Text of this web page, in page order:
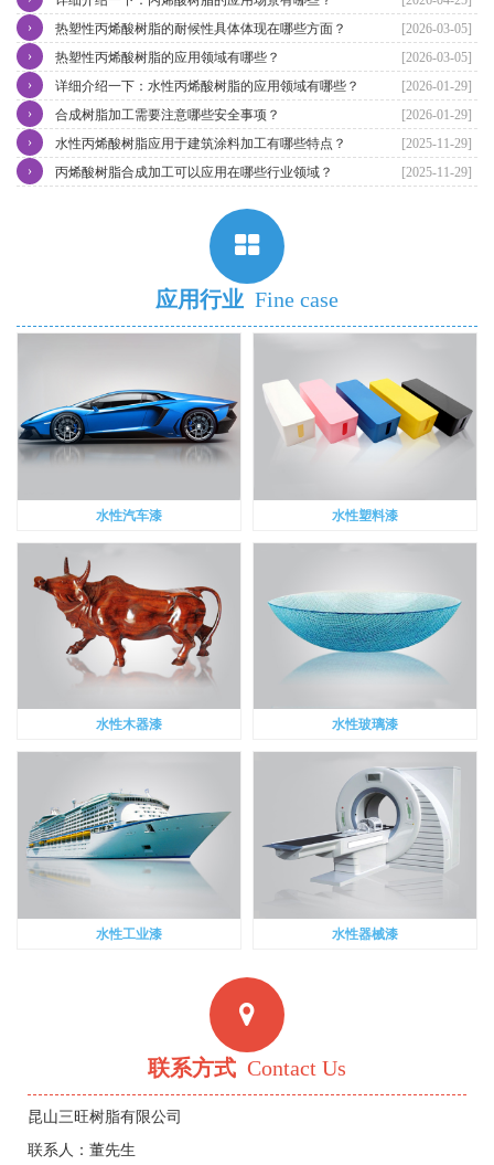
[2026-03-05]
热塑性丙烯酸树脂的耐候性具体体现在哪些方面？
›
[2026-03-05]
热塑性丙烯酸树脂的应用领域有哪些？
›
[2026-01-29]
详细介绍一下：水性丙烯酸树脂的应用领域有哪些？
›
[2026-01-29]
合成树脂加工需要注意哪些安全事项？
›
[2025-11-29]
水性丙烯酸树脂应用于建筑涂料加工有哪些特点？
›
[2025-11-29]
丙烯酸树脂合成加工可以应用在哪些行业领域？
›
应用行业 Fine case
水性汽车漆 水性塑料漆
水性木器漆 水性玻璃漆
水性工业漆 水性器械漆
联系方式 Contact Us
昆山三旺树脂有限公司
联系人：董先生